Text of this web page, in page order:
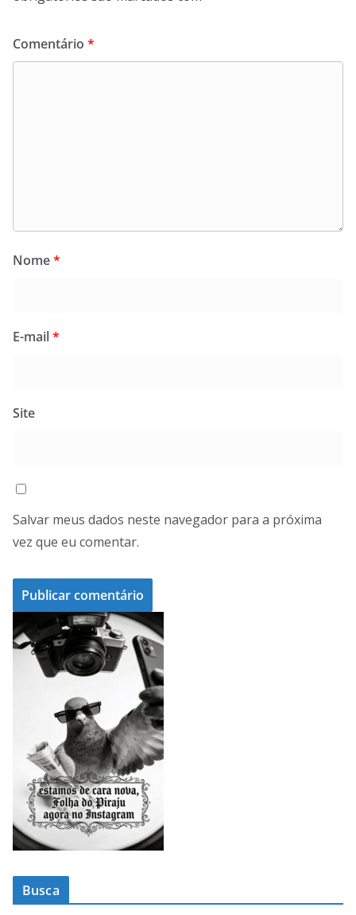
Comentário *
Nome*
E-mail*
Site
Salvar meus dados neste navegador para a próxima
vez que eu comentar.
Busca